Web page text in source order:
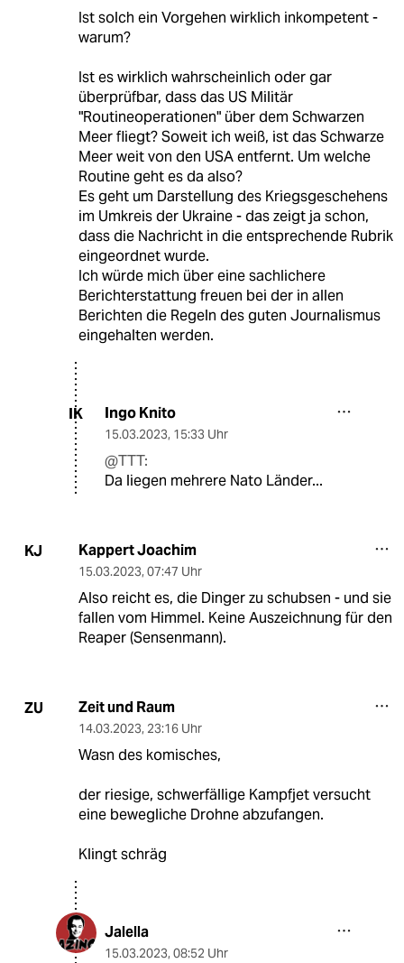
Ist solch ein Vorgehen wirklich inkompetent -
warum?
Ist es wirklich wahrscheinlich oder gar
überprüfbar, dass das US Militär
"Routineoperationen" über dem Schwarzen
Meer fliegt? Soweit ich weiß, ist das Schwarze
Meer weit von den USA entfernt. Um welche
Routine geht es da also?
Es geht um Darstellung des Kriegsgeschehens
im Umkreis der Ukraine - das zeigt ja schon,
dass die Nachricht in die entsprechende Rubrik
eingeordnet wurde.
Ich würde mich über eine sachlichere
Berichterstattung freuen bei der in allen
Berichten die Regeln des guten Journalismus
eingehalten werden.
IK Ingo Knito
15.03.2023, 15:33 Uhr
@TTT:
Da liegen mehrere Nato Länder...
KJ Kappert Joachim
15.03.2023, 07:47 Uhr
Also reicht es, die Dinger zu schubsen - und sie
fallen vom Himmel. Keine Auszeichnung für den
Reaper (Sensenmann).
ZU Zeit und Raum
14.03.2023, 23:16 Uhr
Wasn des komisches,
der riesige, schwerfällige Kampfjet versucht
eine bewegliche Drohne abzufangen.
Klingt schräg
Jalella
15.03.2023, 08:52 Uhr